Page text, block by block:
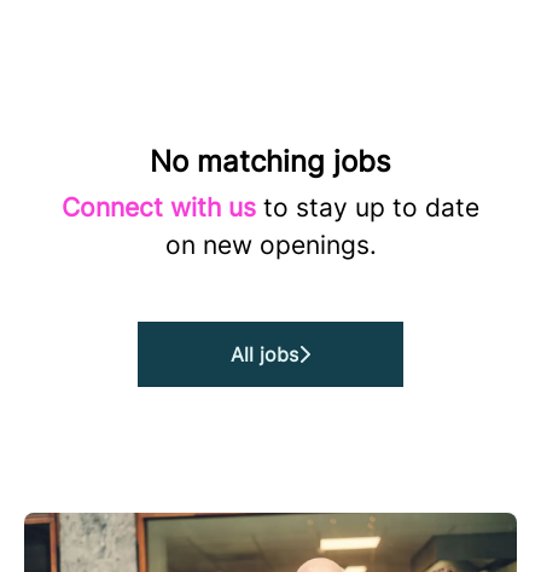
No matching jobs
Connect with us to stay up to date
on new openings.
All jobs